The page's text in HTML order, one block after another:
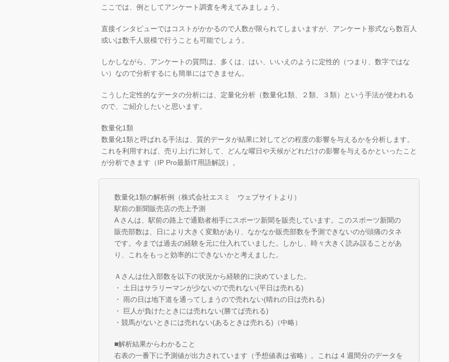
ここでは、例としてアンケート調査を考えてみましょう。
直接インタビューではコストがかかるので人数が限られてしまいますが、アンケート形式なら数百人
或いは数千人規模で行うことも可能でしょう。
しかしながら、アンケートの質問は、多くは、はい、いいえのように定性的（つまり、数字ではな
い）なので分析するにも簡単にはできません。
こうした定性的なデータの分析には、定量化分析（数量化1類、２類、３類）という手法が使われる
ので、ご紹介したいと思います。
数量化1類
数量化1類と呼ばれる手法は、質的データが結果に対してどの程度の影響を与えるかを分析します。
これを利用すれば、売り上げに対して、どんな曜日や天候がどれだけの影響を与えるかといったこと
が分析できます（IP Pro最新IT用語解説）。
数量化1類の解析例（株式会社エスミ ウェブサイトより）
駅前の新聞販売店の売上予測
A さんは、駅前の路上で通勤者相手にスポーツ新聞を販売しています。このスポーツ新聞の
販売部数は、日により大きく変動があり、なかなか販売部数を予測できないのが頭痛のタネ
です。今までは過去の経験を元に仕入れていました。しかし、時々大きく読み誤ることがあ
り、これをもっと効率的にできないかと考えました。
Ａさんは仕入部数を以下の状況から経験的に決めていました。
・ 土日はサラリーマンが少ないので売れない(平日は売れる)
・ 雨の日は地下道を通ってしまうので売れない(晴れの日は売れる)
・ 巨人が負けたときには売れない(勝てば売れる)
・競馬がないときには売れない(あるときは売れる)（中略）
■解析結果からわかること
右表の一番下に予測値が出力されています（予想値表は省略）。これは 4 週間分のデータを